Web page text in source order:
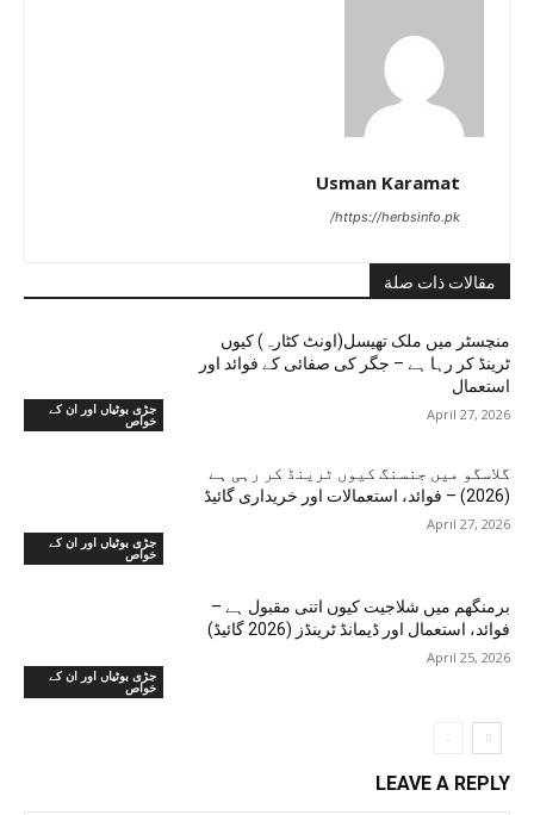
Usman Karamat
https://herbsinfo.pk/
مقالات ذات صلة
جڑی بوٹیاں اور ان کے
خواص
منچسٹر میں ملک تھیسل(اونٹ کٹارہ) کیوں
ٹرینڈ کر رہا ہے – جگر کی صفائی کے فوائد اور
استعمال
April 27, 2026
جڑی بوٹیاں اور ان کے
خواص
گلاسگو میں جنسنگ کیوں ٹرینڈ کر رہی ہے
(2026) – فوائد، استعمالات اور خریداری گائیڈ
April 27, 2026
جڑی بوٹیاں اور ان کے
خواص
برمنگھم میں شلاجیت کیوں اتنی مقبول ہے –
فوائد، استعمال اور ڈیمانڈ ٹرینڈز (2026 گائیڈ)
April 25, 2026
LEAVE A REPLY